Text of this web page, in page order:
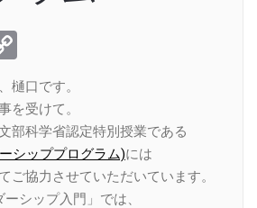
Link
樋口です。
を受けて。
部科学省認定特別授業である
シッププログラム)には
ご協力させていただいています。
シップ入門」では、